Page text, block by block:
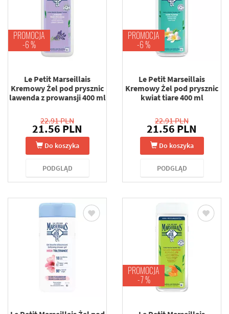
PROMOCJA
-6 %
Le Petit Marseillais
Kremowy Żel pod prysznic
lawenda z prowansji 400 ml
22.91 PLN
21.56 PLN
Do koszyka
PODGLĄD
PROMOCJA
-6 %
Le Petit Marseillais
Kremowy Żel pod prysznic
kwiat tiare 400 ml
22.91 PLN
21.56 PLN
Do koszyka
PODGLĄD
PROMOCJA
-7 %